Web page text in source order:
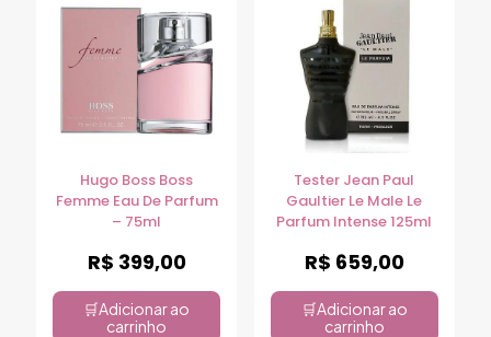
Hugo Boss Boss
Femme Eau De Parfum
– 75ml
R$ 399,00
Adicionar ao
carrinho
Tester Jean Paul
Gaultier Le Male Le
Parfum Intense 125ml
R$ 659,00
Adicionar ao
carrinho